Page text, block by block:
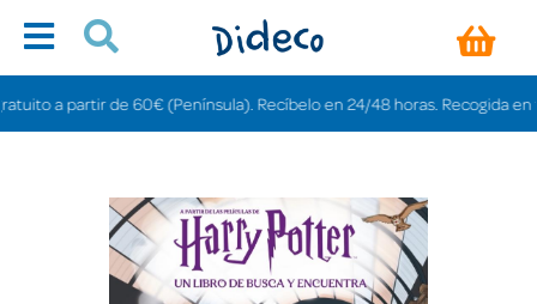
a partir de 60€ (Península). Recíbelo en 24/48 horas. Recogida en